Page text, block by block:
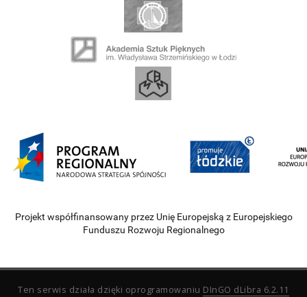
Projekt współfinansowany przez Unię Europejską z Europejskiego
Funduszu Rozwoju Regionalnego
Ten serwis działa dzięki oprogramowaniu DInGO dLibra 6.2.11